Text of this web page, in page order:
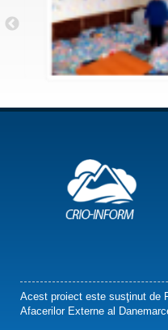
Acest proiect este susţinut de
Afacerilor Externe al